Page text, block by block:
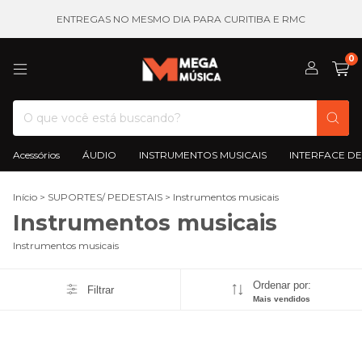
ENTREGAS NO MESMO DIA PARA CURITIBA E RMC
0
Acessórios ÁUDIO INSTRUMENTOS MUSICAIS INTERFACE
Início > SUPORTES/ PEDESTAIS > Instrumentos musicais
Instrumentos musicais
Instrumentos musicais
Filtrar Ordenar por:
Mais vendidos